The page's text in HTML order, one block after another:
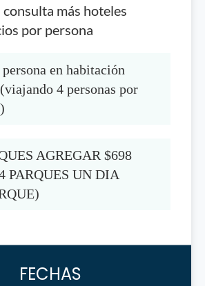
FECHAS
consulta más hoteles
por persona
en habitación
4 personas por
AGREGAR $698
PARQUES UN DIA